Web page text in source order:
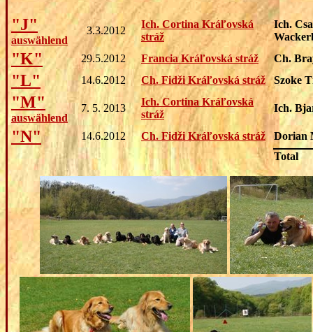
"J"
auswählend
3.3.2012
Ich. Cortina Kráľovská
stráž
Ich.
"K" 29.5.2012 Francia Kráľovská stráž Ch.
"L" 14.6.2012 Ch. Fidži Kráľovská stráž Szoke
"M"
auswählend
7. 5. 2013
Ich. Cortina Kráľovská
stráž
Ich.
"N" 14.6.2012 Ch. Fidži Kráľovská stráž
Dorian
Total